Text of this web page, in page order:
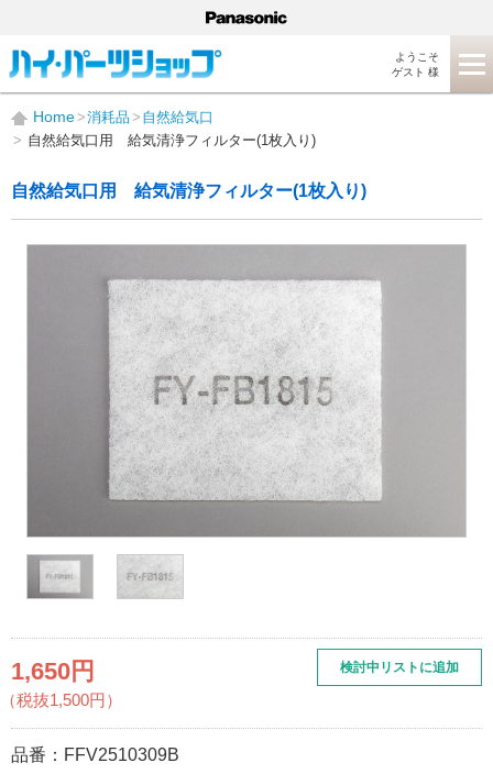
ようこそ
ゲスト 様
Home 消耗品
自然給気口
自然給気口用 給気清浄フィルター(1枚入り)
自然給気口用 給気清浄フィルター(1枚入り)
1,650円
（税抜1,500円）
品番： FFV2510309B
検討中リストに追加